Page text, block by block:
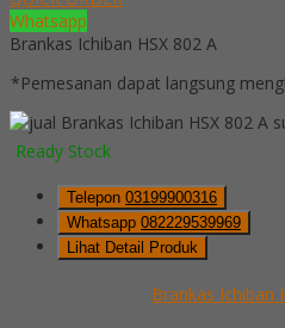
Whatsapp
Brankas Ichiban HSX 802 A
*Pemesanan dapat langsung
Ready Stock
Telepon 03199900316
Whatsapp 082229539969
Lihat Detail Produk
Brankas Ichiban